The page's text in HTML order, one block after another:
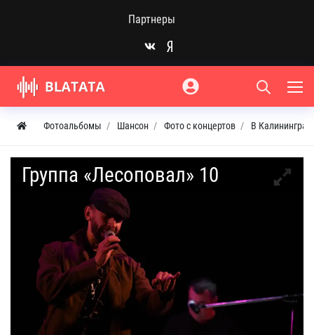
Партнеры
Фотоальбомы Шансон Фото с концертов В
Группа «Лесоповал» 10